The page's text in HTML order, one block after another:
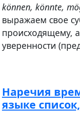
können, könnte,
выражаем свое
происходящему,
уверенности
Наречия
языке